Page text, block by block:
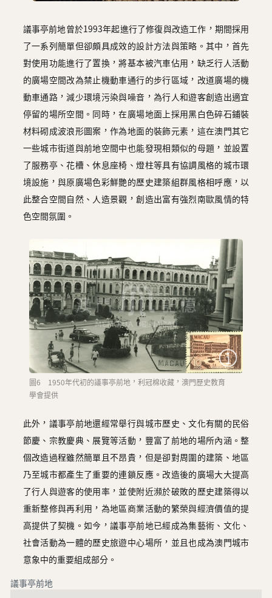
議事亭前地曾於1993年起進行了修復與改造工作，期間採用
了一系列簡單但卻頗具成效的設計方法與策略。其中，首先
對使用功能進行了置換，將基本被汽車佔用，缺乏行人活動
的廣場空間改為禁止機動車通行的步行區域，改道廣場的機
動車通路，減少環境污染與噪音，為行人和遊客創造出適宜
停留的場所空間。同時，在廣場地面上採用黑白色碎石鋪裝
材料砌成波浪形圖案，作為地面的裝飾元素，這在澳門其它
一些城市街道與前地空間中也能發現相類似的母題，並設置
了服務亭、花槽、休息座椅、燈柱等具有協調風格的城市環
境設施，與原廣場色彩鮮艷的歷史建築組群風格相呼應，以
此整合空間自然、人造景觀，創造出富有強烈南歐風情的特
色空間氛圍。
圖6 1950年代初的議事亭前地，利冠棉收藏，澳門歷史教育
學會提供
此外，議事亭前地還經常舉行與城市歷史、文化有關的民俗
節慶、宗教慶典、展覽等活動，豐富了前地的場所內涵。整
個改造過程雖然簡單且不昂貴，但是卻對周圍的建築、地區
乃至城市都產生了重要的連鎖反應。改造後的廣場大大提高
了行人與遊客的使用率，並使附近瀕於破敗的歷史建築得以
重新整修與再利用，為地區商業活動的繁榮與經濟價值的提
高提供了契機。如今，議事亭前地已經成為集藝術、文化、
社會活動為一體的歷史旅遊中心場所，並且也成為澳門城市
意象中的重要組成部分。
議事亭前地